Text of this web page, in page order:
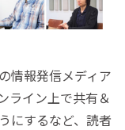
情報発信メディア
ライン上で共有＆
にするなど、読者